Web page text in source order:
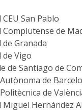
San Pablo
Complutense de
Granada
de Vigo
de Santiago de
de
de
Miguel Hernández